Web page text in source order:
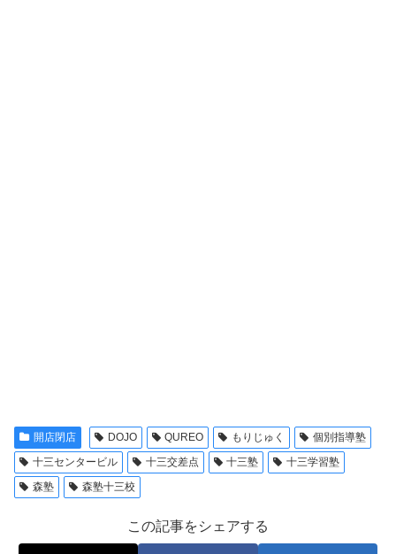
開店閉店 DOJO QUREO もりじゅく
個別指導塾
十三センタービル
十三交差点 十三塾
十三学習塾
森塾
森塾十三校
この記事をシェアする